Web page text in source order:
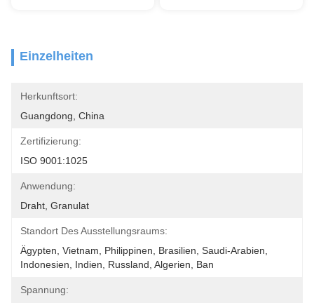
Einzelheiten
Herkunftsort:
Guangdong, China
Zertifizierung:
ISO 9001:1025
Anwendung:
Draht, Granulat
Standort Des Ausstellungsraums:
Ägypten, Vietnam, Philippinen, Brasilien, Saudi-Arabien,
Indonesien, Indien, Russland, Algerien, Ban
Spannung: